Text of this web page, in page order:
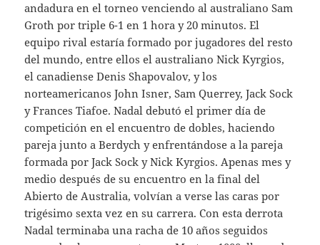
andadura en el torneo venciendo al australiano Sam
Groth por triple 6-1 en 1 hora y 20 minutos. El
equipo rival estaría formado por jugadores del resto
del mundo, entre ellos el australiano Nick Kyrgios,
el canadiense Denis Shapovalov, y los
norteamericanos John Isner, Sam Querrey, Jack Sock
y Frances Tiafoe. Nadal debutó el primer día de
competición en el encuentro de dobles, haciendo
pareja junto a Berdych y enfrentándose a la pareja
formada por Jack Sock y Nick Kyrgios. Apenas mes y
medio después de su encuentro en la final del
Abierto de Australia, volvían a verse las caras por
trigésimo sexta vez en su carrera. Con esta derrota
Nadal terminaba una racha de 10 años seguidos